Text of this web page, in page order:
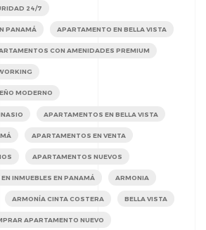
24/7
PANAMÁ APARTAMENTO EN BELLA VISTA
CON AMENIDADES PREMIUM
MODERNO
APARTAMENTOS EN BELLA VISTA
APARTAMENTOS EN VENTA
APARTAMENTOS NUEVOS
INMUEBLES EN PANAMÁ ARMONIA
ARMONÍA CINTA COSTERA BELLA VISTA
APARTAMENTO NUEVO